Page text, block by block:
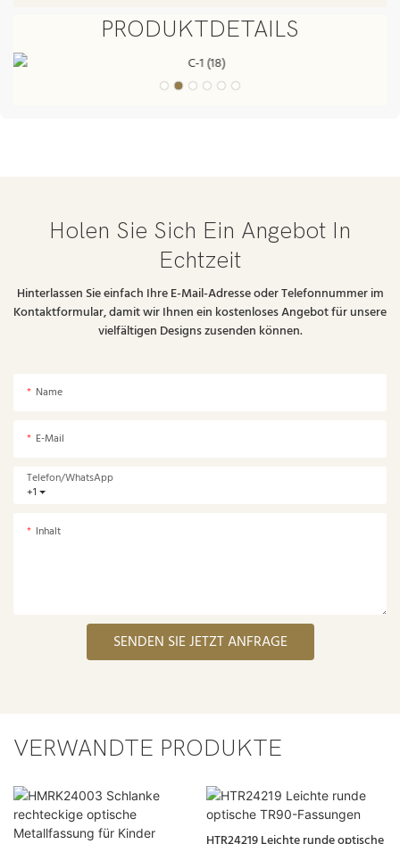
PRODUKTDETAILS
Holen Sie Sich Ein Angebot In
Echtzeit
Hinterlassen Sie einfach Ihre E-Mail-Adresse oder Telefonnummer im
Kontaktformular, damit wir Ihnen ein kostenloses Angebot für unsere
vielfältigen Designs zusenden können.
Name
E-Mail
+1
Telefon/WhatsApp
Inhalt
SENDEN SIE JETZT ANFRAGE
VERWANDTE PRODUKTE